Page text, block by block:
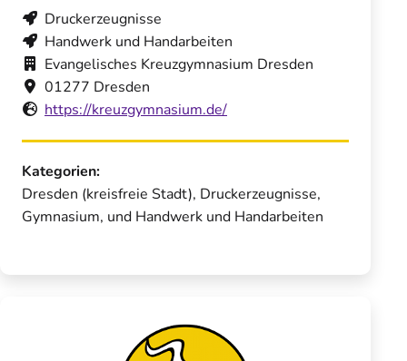
Druckerzeugnisse
Handwerk und Handarbeiten
Evangelisches Kreuzgymnasium Dresden
01277 Dresden
https://kreuzgymnasium.de/
Kategorien:
Dresden (kreisfreie Stadt), Druckerzeugnisse,
Gymnasium, und Handwerk und Handarbeiten